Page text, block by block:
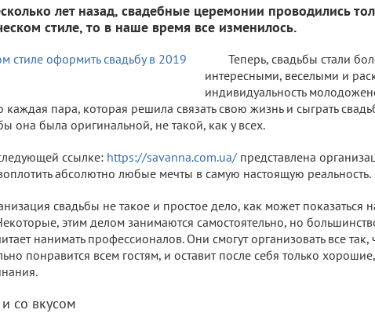
лет назад, свадебные церемонии проводились
стиле, то в наше время все изменилось.
Теперь, свадьбы стали
интересными, веселыми и
индивидуальность
каждая пара, которая решила связать свою жизнь и сыграть
она была оригинальной, не такой, как у всех.
ссылке: https://savanna.com.ua/ представлена
абсолютно любые мечты в самую настоящую реальность.
свадьбы не такое и простое дело, как может показаться
этим делом занимаются самостоятельно, но
нанимать профессионалов. Они смогут организовать все так,
понравится всем гостям, и оставит после себя только
со вкусом